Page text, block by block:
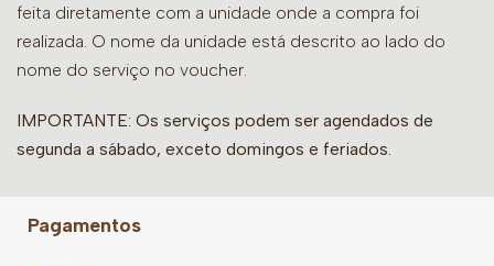
feita diretamente com a unidade onde a compra foi
realizada. O nome da unidade está descrito ao lado do
nome do serviço no voucher.
IMPORTANTE: Os serviços podem ser agendados de
segunda a sábado, exceto domingos e feriados.
Pagamentos